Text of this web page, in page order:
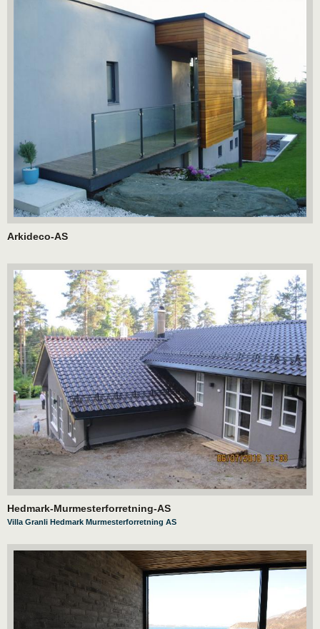
Arkideco-AS
Hedmark-Murmesterforretning-AS
Villa Granli Hedmark Murmesterforretning AS